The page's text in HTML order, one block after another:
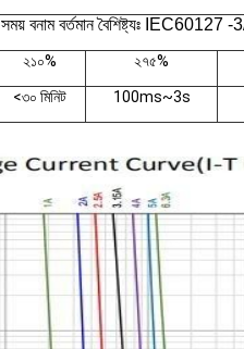
সময় বনাম বর্তমান বৈশিষ্ট্যঃ IEC60127 -
২১০% ২৭৫%
<৩০ মিনিট 100ms~3s